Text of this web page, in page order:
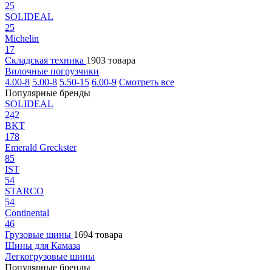
25
SOLIDEAL
25
Michelin
17
Складская техника 1903 товара
Вилочные погрузчики
4.00-8 5.00-8 5.50-15 6.00-9 Смотреть все
Популярные бренды
SOLIDEAL
242
BKT
178
Emerald Greckster
85
IST
54
STARCO
54
Continental
46
Грузовые шины 1694 товара
Шины для Камаза
Легкогрузовые шины
Популярные бренды